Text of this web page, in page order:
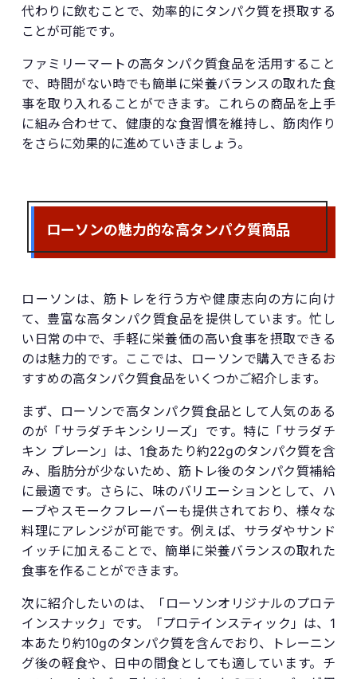
代わりに飲むことで、効率的にタンパク質を摂取する
ことが可能です。
ファミリーマートの高タンパク質食品を活用すること
で、時間がない時でも簡単に栄養バランスの取れた食
事を取り入れることができます。これらの商品を上手
に組み合わせて、健康的な食習慣を維持し、筋肉作り
をさらに効果的に進めていきましょう。
ローソンの魅力的な高タンパク質商品
ローソンは、筋トレを行う方や健康志向の方に向け
て、豊富な高タンパク質食品を提供しています。忙し
い日常の中で、手軽に栄養価の高い食事を摂取できる
のは魅力的です。ここでは、ローソンで購入できるお
すすめの高タンパク質食品をいくつかご紹介します。
まず、ローソンで高タンパク質食品として人気のある
のが「サラダチキンシリーズ」です。特に「サラダチ
キン プレーン」は、1食あたり約22gのタンパク質を含
み、脂肪分が少ないため、筋トレ後のタンパク質補給
に最適です。さらに、味のバリエーションとして、ハ
ーブやスモークフレーバーも提供されており、様々な
料理にアレンジが可能です。例えば、サラダやサンド
イッチに加えることで、簡単に栄養バランスの取れた
食事を作ることができます。
次に紹介したいのは、「ローソンオリジナルのプロテ
インスナック」です。「プロテインスティック」は、1
本あたり約10gのタンパク質を含んでおり、トレーニン
グ後の軽食や、日中の間食としても適しています。チ